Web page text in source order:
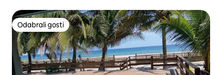
Odabrali gosti
Odabrali gosti